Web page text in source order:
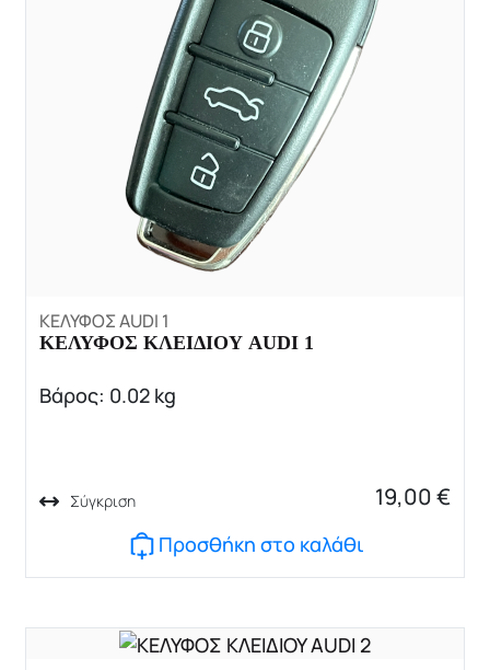
ΚΕΛΥΦΟΣ AUDI 1
ΚΕΛΥΦΟΣ ΚΛΕΙΔΙΟΥ AUDI 1
Βάρος: 0.02 kg
Σύγκριση 19,00€
Προσθήκη στο καλάθι